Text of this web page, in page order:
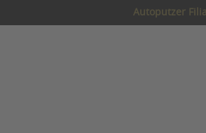
Autoputzer